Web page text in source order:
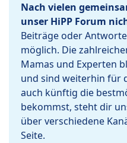
Nach vielen
unser HiPP Forum
Beiträge oder
möglich. Die
Mamas und Experten
und sind weiterhin für
auch künftig die
bekommst, steht dir
über verschiedene
Seite.